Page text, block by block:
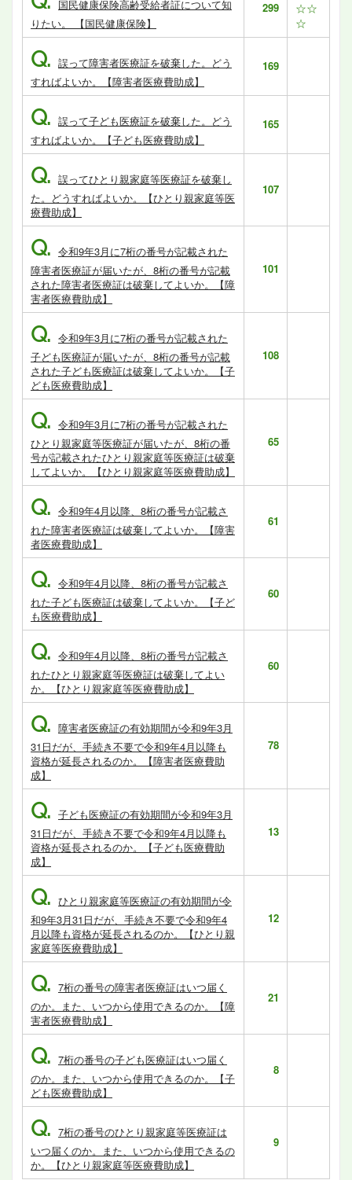
国民健康保険高齢受給者証について知
りたい。 【国民健康保険】
299
☆☆
☆
Q. 誤って障害者医療証を破棄した。どう
すればよいか。【障害者医療費助成】
169
Q. 誤って子ども医療証を破棄した。どう
すればよいか。【子ども医療費助成】
165
Q. 誤ってひとり親家庭等医療証を破棄し
た。どうすればよいか。【ひとり親家庭等医
療費助成】
107
Q. 令和9年3月に7桁の番号が記載された
障害者医療証が届いたが、8桁の番号が記載
された障害者医療証は破棄してよいか。【障
害者医療費助成】
101
Q. 令和9年3月に7桁の番号が記載された
子ども医療証が届いたが、8桁の番号が記載
された子ども医療証は破棄してよいか。【子
ども医療費助成】
108
Q. 令和9年3月に7桁の番号が記載された
ひとり親家庭等医療証が届いたが、8桁の番
号が記載されたひとり親家庭等医療証は破棄
してよいか。【ひとり親家庭等医療費助成】
65
Q. 令和9年4月以降、8桁の番号が記載さ
れた障害者医療証は破棄してよいか。【障害
者医療費助成】
61
Q. 令和9年4月以降、8桁の番号が記載さ
れた子ども医療証は破棄してよいか。【子ど
も医療費助成】
60
Q. 令和9年4月以降、8桁の番号が記載さ
れたひとり親家庭等医療証は破棄してよい
か。【ひとり親家庭等医療費助成】
60
Q. 障害者医療証の有効期間が令和9年3月
31日だが、手続き不要で令和9年4月以降も
資格が延長されるのか。【障害者医療費助
成】
78
Q. 子ども医療証の有効期間が令和9年3月
31日だが、手続き不要で令和9年4月以降も
資格が延長されるのか。【子ども医療費助
成】
13
Q. ひとり親家庭等医療証の有効期間が令
和9年3月31日だが、手続き不要で令和9年4
月以降も資格が延長されるのか。【ひとり親
家庭等医療費助成】
12
Q. 7桁の番号の障害者医療証はいつ届く
のか。また、いつから使用できるのか。【障
害者医療費助成】
21
Q. 7桁の番号の子ども医療証はいつ届く
のか。また、いつから使用できるのか。【子
ども医療費助成】
8
Q. 7桁の番号のひとり親家庭等医療証は
いつ届くのか。また、いつから使用できるの
か。【ひとり親家庭等医療費助成】
9